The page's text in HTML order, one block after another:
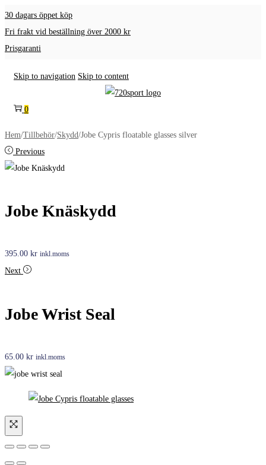
30 dagars öppet köp
Fri frakt vid beställning över 2000 kr
Prisgaranti
Skip to navigation Skip to content
0
Hem/Tillbehör/Skydd/Jobe Cypris floatable glasses silver
Previous
Jobe Knäskydd
395.00 kr inkl.moms
Next
Jobe Wrist Seal
65.00 kr inkl.moms